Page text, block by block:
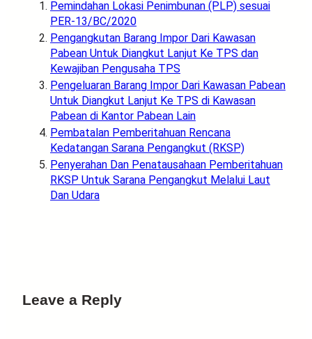
Pemindahan Lokasi Penimbunan (PLP) sesuai
PER-13/BC/2020
Pengangkutan Barang Impor Dari Kawasan
Pabean Untuk Diangkut Lanjut Ke TPS dan
Kewajiban Pengusaha TPS
Pengeluaran Barang Impor Dari Kawasan Pabean
Untuk Diangkut Lanjut Ke TPS di Kawasan
Pabean di Kantor Pabean Lain
Pembatalan Pemberitahuan Rencana
Kedatangan Sarana Pengangkut (RKSP)
Penyerahan Dan Penatausahaan Pemberitahuan
RKSP Untuk Sarana Pengangkut Melalui Laut
Dan Udara
Leave a Reply